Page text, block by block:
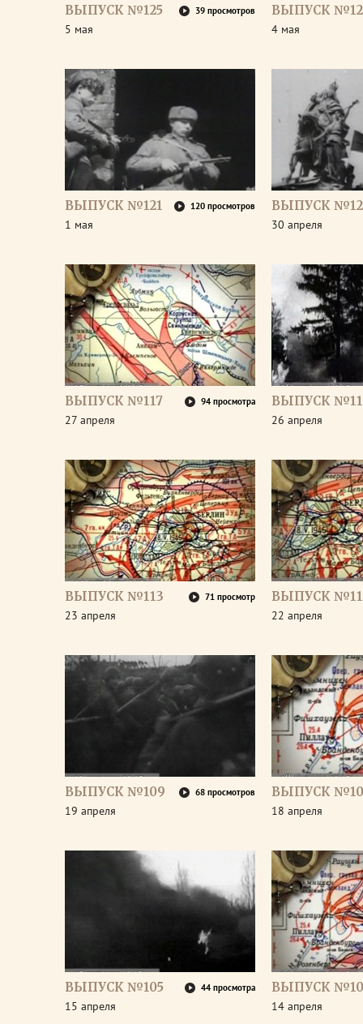
ВЫПУСК №125 39 просмотров
5 мая
ВЫПУСК
4 мая
ВЫПУСК №121 120 просмотров
1 мая
ВЫПУСК
30 апреля
ВЫПУСК №117 94 просмотра
27 апреля
ВЫПУСК
26 апреля
ВЫПУСК №113 71 просмотр
23 апреля
ВЫПУСК
22 апреля
ВЫПУСК №109 68 просмотров
19 апреля
ВЫПУСК
18 апреля
ВЫПУСК №105 44 просмотра
15 апреля
ВЫПУСК
14 апреля